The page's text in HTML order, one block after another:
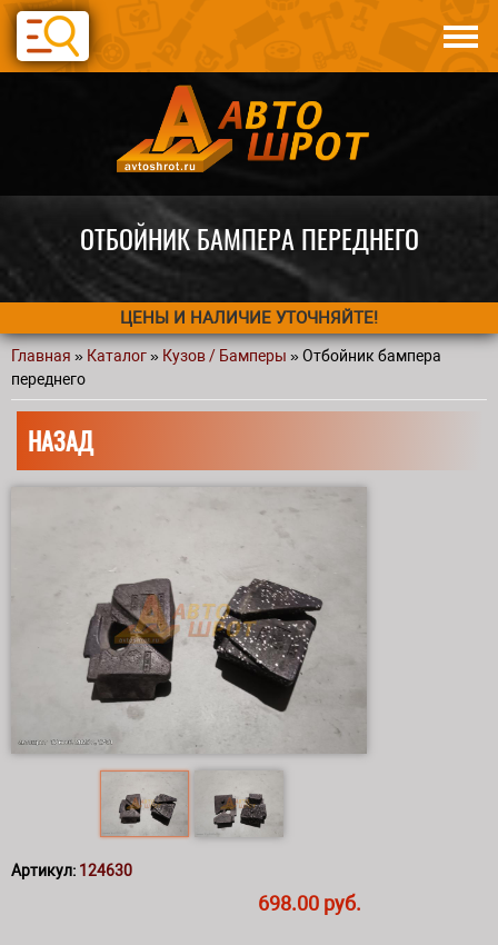
Перейти к основному содержанию
Авто по запчастям
Статьи
ОТБОЙНИК БАМПЕРА ПЕРЕДНЕГО
ЦЕНЫ И НАЛИЧИЕ УТОЧНЯЙТЕ!
Вы здесь
Главная » Каталог» Кузов / Бамперы » Отбойник бампера
переднего
НАЗАД
Артикул: 124630
698.00 руб.